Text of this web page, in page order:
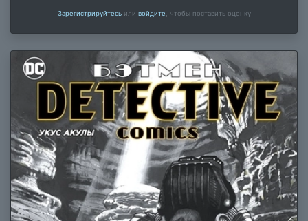
Зарегистрируйтесьили войдите , чтобы поставить оценку